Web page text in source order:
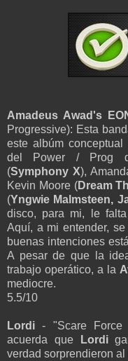
Amadeus Awad's
Progressive): Esta
este albúm
del Power / Prog
(Symphony X),
Kevin Moore (Dream
(Yngwie Malmsteen,
disco, para mi, le
Aquí, a mi entender,
buenas intenciones
A pesar de que la
trabajo operático, a la
mediocre.
5.5/10
Lordi - "Scare Force
acuerda que
Lordi
verdad sorprendieron